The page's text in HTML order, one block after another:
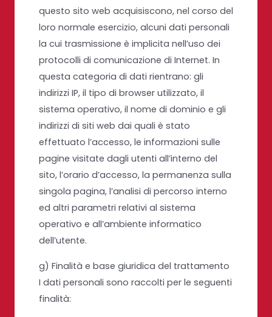
questo sito web acquisiscono, nel corso del
loro normale esercizio, alcuni dati personali
la cui trasmissione è implicita nell’uso dei
protocolli di comunicazione di Internet. In
questa categoria di dati rientrano: gli
indirizzi IP, il tipo di browser utilizzato, il
sistema operativo, il nome di dominio e gli
indirizzi di siti web dai quali è stato
effettuato l’accesso, le informazioni sulle
pagine visitate dagli utenti all’interno del
sito, l’orario d’accesso, la permanenza sulla
singola pagina, l’analisi di percorso interno
ed altri parametri relativi al sistema
operativo e all’ambiente informatico
dell’utente.
g) Finalità e base giuridica del trattamento
I dati personali sono raccolti per le seguenti
finalità: